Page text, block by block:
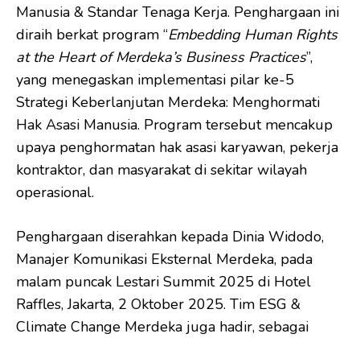
Manusia & Standar Tenaga Kerja. Penghargaan ini
diraih berkat program “Embedding Human Rights
at the Heart of Merdeka’s Business Practices”,
yang menegaskan implementasi pilar ke-5
Strategi Keberlanjutan Merdeka: Menghormati
Hak Asasi Manusia. Program tersebut mencakup
upaya penghormatan hak asasi karyawan, pekerja
kontraktor, dan masyarakat di sekitar wilayah
operasional.
Penghargaan diserahkan kepada Dinia Widodo,
Manajer Komunikasi Eksternal Merdeka, pada
malam puncak Lestari Summit 2025 di Hotel
Raffles, Jakarta, 2 Oktober 2025. Tim ESG &
Climate Change Merdeka juga hadir, sebagai